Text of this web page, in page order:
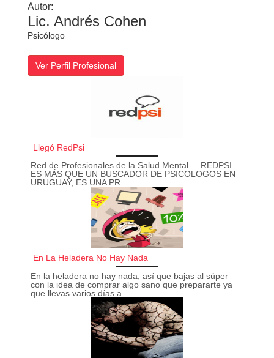
Autor:
Lic. Andrés Cohen
Psicólogo
Ver Perfil Profesional
Llegó RedPsi
Red de Profesionales de la Salud Mental REDPSI
ES MÁS QUE UN BUSCADOR DE PSICOLOGOS EN
URUGUAY, ES UNA PR...
En La Heladera No Hay Nada
En la heladera no hay nada, así que bajas al súper
con la idea de comprar algo sano que prepararte ya
que llevas varios días a ...